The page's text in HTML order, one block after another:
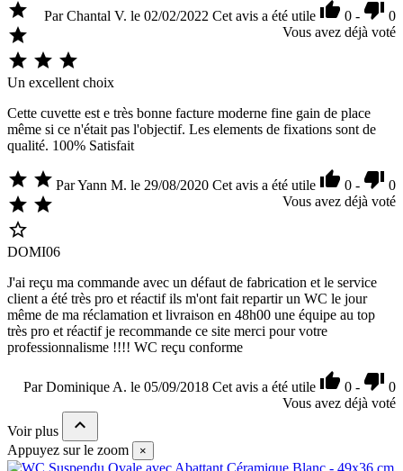
Par Chantal V. le 02/02/2022 Cet avis a été utile  0 -  0
Vous avez déjà voté


  
Un excellent choix
Cette cuvette est e très bonne facture moderne fine gain de place
même si ce n'était pas l'objectif. Les elements de fixations sont de
qualité. 100% Satisfait
Par Yann M. le 29/08/2020 Cet avis a été utile  0 -  0
Vous avez déjà voté
 
 

DOMI06
J'ai reçu ma commande avec un défaut de fabrication et le service
client a été très pro et réactif ils m'ont fait repartir un WC le jour
même de ma réclamation et livraison en 48h00 une équipe au top
très pro et réactif je recommande ce site merci pour votre
professionnalisme !!!! WC reçu conforme
Par Dominique A. le 05/09/2018 Cet avis a été utile  0 -  0
Vous avez déjà voté
Voir plus

Appuyez sur le zoom ×